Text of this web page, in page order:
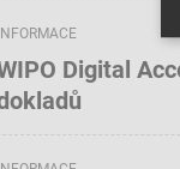
Digital